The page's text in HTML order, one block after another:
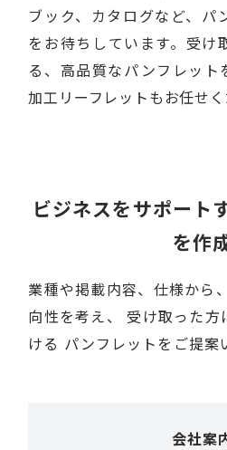
ブック、カタログなど、パ
をお待ちしています。受け
る、高品質なパンフレット
加工リーフレットもお任せく
ビジネスをサポート
を作
業種や掲載内容、仕様から、
向性を考え、
受け取った方
ける パンフレットをご提案
会社案